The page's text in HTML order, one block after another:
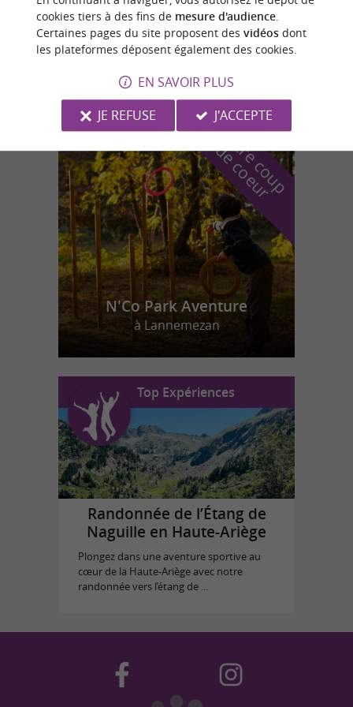
Fromagerie Garona
Fromagerie artisanale Garona, entre terroir
n
o
t
r
e
c
o
u
p
d
e
c
o
e
u
r
N'Co Park Aventure
à Lannemezan
Top Expériences
Randonnée de l’Étang de
Naguille en Haute-Ariège
Plongez dans une aventure sportive au
cœur de la Haute-Ariège avec notre
randonnée vers l’étang de ...
cookies tiers à des fins de mesure d'audience.
Certaines pages du site proposent des vidéosdont
les plateformes déposent également des cookies.
EN SAVOIR PLUS
JE REFUSE
J'ACCEPTE